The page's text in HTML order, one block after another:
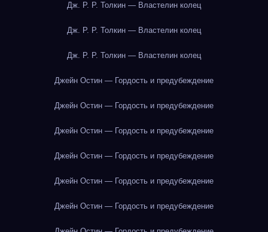
Дж. Р. Р. Толкин — Властелин колец
Дж. Р. Р. Толкин — Властелин колец
Дж. Р. Р. Толкин — Властелин колец
Джейн Остин — Гордость и предубеждение
Джейн Остин — Гордость и предубеждение
Джейн Остин — Гордость и предубеждение
Джейн Остин — Гордость и предубеждение
Джейн Остин — Гордость и предубеждение
Джейн Остин — Гордость и предубеждение